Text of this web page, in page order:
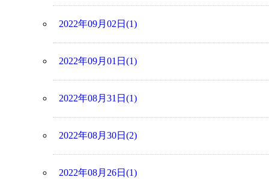
2022年09月02日(1)
2022年09月01日(1)
2022年08月31日(1)
2022年08月30日(2)
2022年08月26日(1)